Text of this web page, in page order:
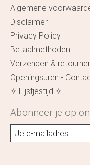
Algemene
Disclaimer
Privacy Policy
Betaalmethoden
Verzenden &
Openingsuren -
✧ Lijstjestijd ✧
Abonneer je op